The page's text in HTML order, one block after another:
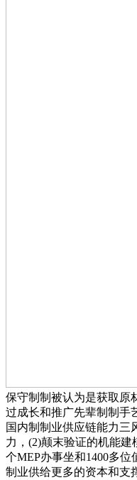
保守制制被认为是获取原
过成长和推广先辈制制手
国内制制业供应链能力三
力，(2)颠末验证的机能
个MEP办事坐和1400多
制业供给更多的资本和支